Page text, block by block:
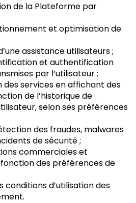
de la Plateforme par
et optimisation de
assistance utilisateurs ;
et authentification
par l’utilisateur ;
des services en affichant des
de l’historique de
selon ses préférences
des fraudes, malwares
de sécurité ;
commerciales et
des préférences de
conditions d’utilisation des